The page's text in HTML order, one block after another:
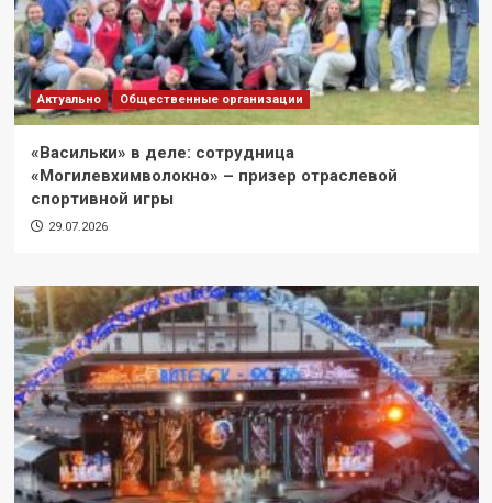
Актуально Общественные организации
«Васильки» в деле: сотрудница
«Могилевхимволокно» – призер отраслевой
спортивной игры
29.07.2026